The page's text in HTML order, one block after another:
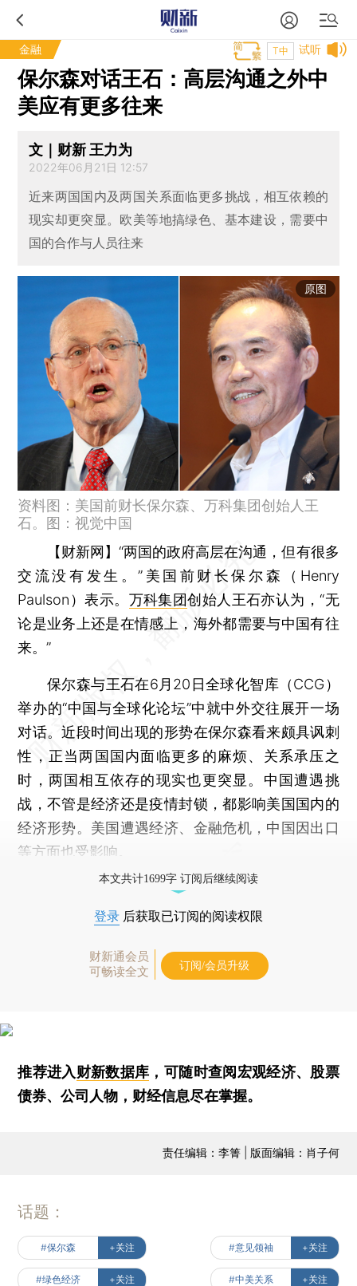
金融 试听
T中
保尔森对话王石：高层沟通之外中
美应有更多往来
文｜财新 王力为
2022年06月21日 12:57
近来两国国内及两国关系面临更多挑战，相互依赖的
现实却更突显。欧美等地搞绿色、基本建设，需要中
国的合作与人员往来
原图
资料图：美国前财长保尔森、万科集团创始人王
石。图：视觉中国
【财新网】 “两国的政府高层在沟通，但有很多
交流没有发生。”美国前财长保尔森（Henry
Paulson）表示。 万科集团创始人王石亦认为，“无
论是业务上还是在情感上，海外都需要与中国有往
来。”
保尔森与王石在6月20日全球化智库（CCG）
举办的“中国与全球化论坛”中就中外交往展开一场
对话。近段时间出现的形势在保尔森看来颇具讽刺
性，正当两国国内面临更多的麻烦、关系承压之
时，两国相互依存的现实也更突显。中国遭遇挑
战，不管是经济还是疫情封锁，都影响美国国内的
经济形势。美国遭遇经济、金融危机，中国因出口
等方面也受影响。
本文共计1699字 订阅后继续阅读
登录 后获取已订阅的阅读权限
财新通会员
可畅读全文
订阅/会员升级
推荐进入财新数据库 ，可随时查阅宏观经济、股票
债券、公司人物，财经信息尽在掌握。
责任编辑：李箐 | 版面编辑：肖子何
话题：
#保尔森 +关注 #意见领袖 +关注
#绿色经济 +关注 #中美关系 +关注